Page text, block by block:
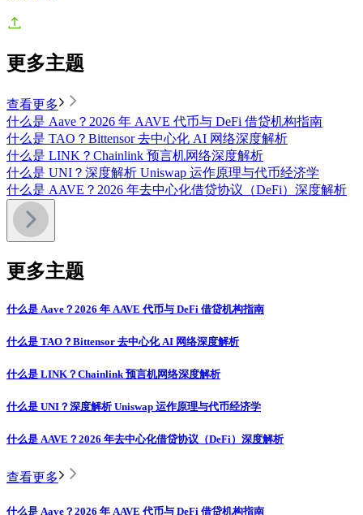
更多主题
查看更多
什么是 Aave？2026 年 AAVE 代币与 DeFi 借贷机构指南
什么是 TAO？Bittensor 去中心化 AI 网络深度解析
什么是 LINK？Chainlink 预言机网络深度解析
什么是 UNI？深度解析 Uniswap 运作原理与代币经济学
什么是 AAVE？2026 年去中心化借贷协议（DeFi）深度解析
更多主题
什么是 Aave？2026 年 AAVE 代币与 DeFi 借贷机构指南
什么是 TAO？Bittensor 去中心化 AI 网络深度解析
什么是 LINK？Chainlink 预言机网络深度解析
什么是 UNI？深度解析 Uniswap 运作原理与代币经济学
什么是 AAVE？2026 年去中心化借贷协议（DeFi）深度解析
查看更多
什么是 Aave？2026 年 AAVE 代币与 DeFi 借贷机构指南